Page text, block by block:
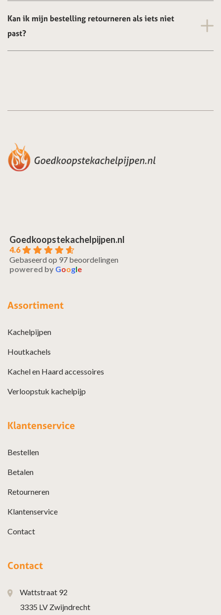
Kan ik mijn bestelling retourneren als iets niet
past?
Goedkoopstekachelpijpen.nl
4.6
Gebaseerd op 97 beoordelingen
powered by Google
Assortiment
Kachelpijpen
Houtkachels
Kachel en Haard accessoires
Verloopstuk kachelpijp
Klantenservice
Bestellen
Betalen
Retourneren
Klantenservice
Contact
Contact
Wattstraat 92
3335 LV Zwijndrecht